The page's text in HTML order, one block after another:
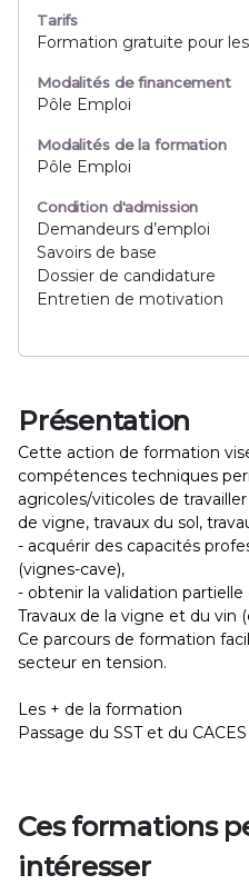
Présentation
Cette action de formation
compétences techniques
agricoles/viticoles de
de vigne, travaux du sol,
- acquérir des capacités
(vignes-cave),
- obtenir la validation
Travaux de la vigne et du vin
Ce parcours de formation
secteur en tension.
Les + de la formation
Passage du SST et du
Tarifs
Formation gratuite pour
Modalités de financement
Pôle Emploi
Modalités de la formation
Pôle Emploi
Condition d'admission
Demandeurs d’emploi
Savoirs de base
Dossier de candidature
Entretien de motivation
Ces formations
intéresser